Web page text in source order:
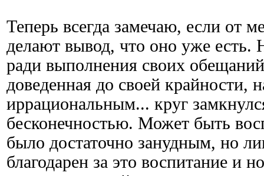
Теперь всегда замечаю, если от
делают вывод, что оно уже
ради выполнения своих
доведенная до своей крайности,
иррациональным... круг
бесконечностью. Может быть
было достаточно занудным, но
благодарен за это воспитание и